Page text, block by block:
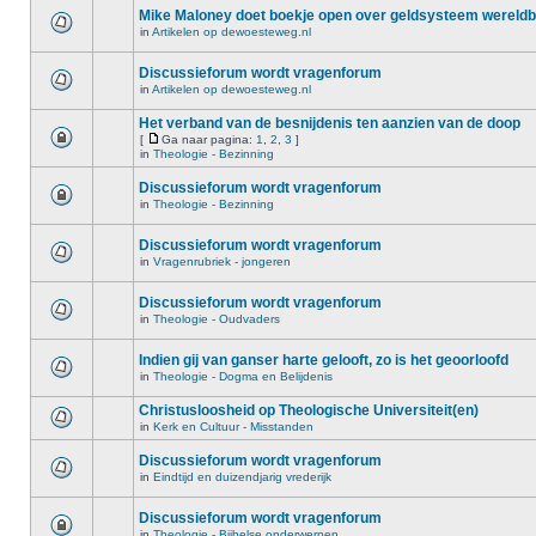
Mike Maloney doet boekje open over geldsysteem
in Artikelen op dewoesteweg.nl
Discussieforum wordt vragenforum
in Artikelen op dewoesteweg.nl
Het verband van de besnijdenis ten aanzien van de doop
[ Ga naar pagina: 1 2 3 ]
in Theologie - Bezinning
Discussieforum wordt vragenforum
in Theologie - Bezinning
Discussieforum wordt vragenforum
in Vragenrubriek - jongeren
Discussieforum wordt vragenforum
in Theologie - Oudvaders
Indien gij van ganser harte gelooft, zo is het geoorloofd
in Theologie - Dogma en Belijdenis
Christusloosheid op Theologische Universiteit(en)
in Kerk en Cultuur - Misstanden
Discussieforum wordt vragenforum
in Eindtijd en duizendjarig vrederijk
Discussieforum wordt vragenforum